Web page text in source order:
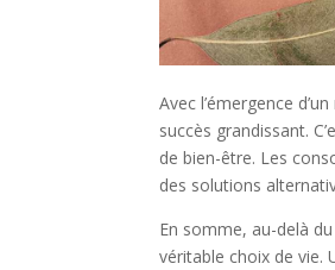
Avec l’émergence
succès grandissant.
de bien-être. Les
des solutions
En somme, au-delà
véritable choix de vie.